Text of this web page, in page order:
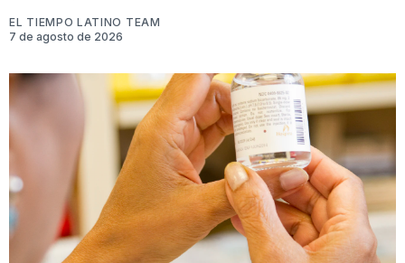
EL TIEMPO LATINO TEAM
7 de agosto de 2026